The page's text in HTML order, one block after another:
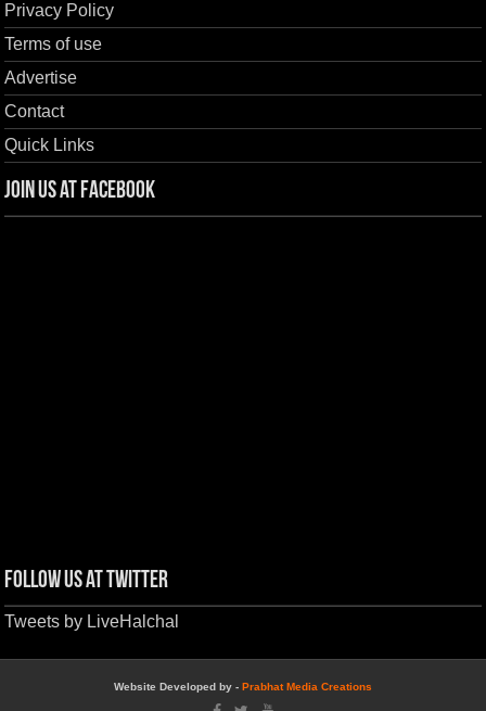
Privacy Policy
Terms of use
Advertise
Contact
Quick Links
Join us at Facebook
Follow us at Twitter
Tweets by LiveHalchal
Website Developed by - Prabhat Media Creations